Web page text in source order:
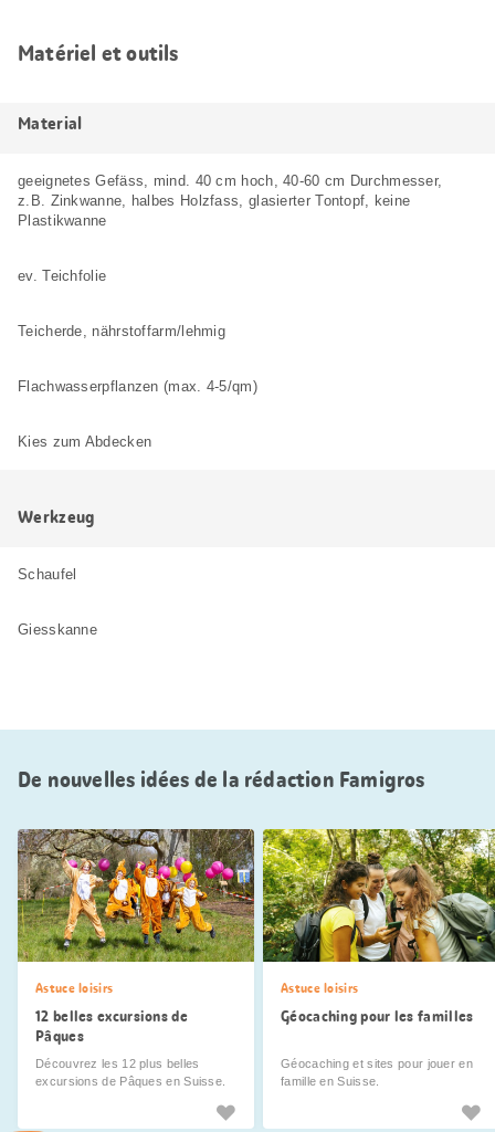
Matériel et outils
Material
geeignetes Gefäss, mind. 40 cm hoch, 40-60 cm Durchmesser,
z.B. Zinkwanne, halbes Holzfass, glasierter Tontopf, keine
Plastikwanne
ev. Teichfolie
Teicherde, nährstoffarm/lehmig
Flachwasserpflanzen (max. 4-5/qm)
Kies zum Abdecken
Werkzeug
Schaufel
Giesskanne
De nouvelles idées de la rédaction Famigros
Astuce loisirs
12 belles excursions de
Pâques
Découvrez les 12 plus belles
excursions de Pâques en Suisse.
Astuce loisirs
Géocaching pour les familles
Géocaching et sites pour jouer en
famille en Suisse.